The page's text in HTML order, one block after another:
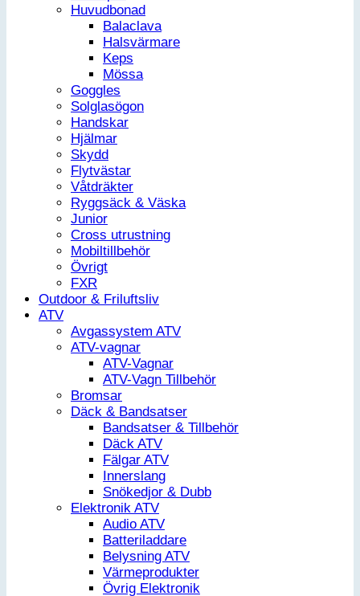
Huvudbonad
Balaclava
Halsvärmare
Keps
Mössa
Goggles
Solglasögon
Handskar
Hjälmar
Skydd
Flytvästar
Våtdräkter
Ryggsäck & Väska
Junior
Cross utrustning
Mobiltillbehör
Övrigt
FXR
Outdoor & Friluftsliv
ATV
Avgassystem ATV
ATV-vagnar
ATV-Vagnar
ATV-Vagn Tillbehör
Bromsar
Däck & Bandsatser
Bandsatser & Tillbehör
Däck ATV
Fälgar ATV
Innerslang
Snökedjor & Dubb
Elektronik ATV
Audio ATV
Batteriladdare
Belysning ATV
Värmeprodukter
Övrig Elektronik